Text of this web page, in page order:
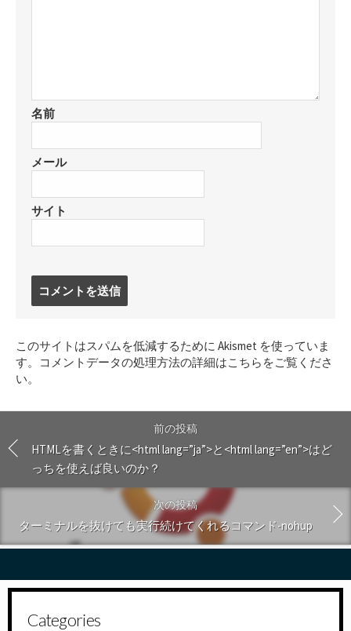
名前
メール
サイト
す
る
このサイトはスパムを低減するために Akismet を使っていま
す。
コメントデータの処理方法の詳細はこちらをご覧くださ
い。
前の投稿
HTMLを書くときに<html lang=”ja”>と<html lang=”en”>はど
っちを使えば良いのか？
次の投稿
ターミナルを抜けても実行続けてくれるコマンド-nohup
Categories